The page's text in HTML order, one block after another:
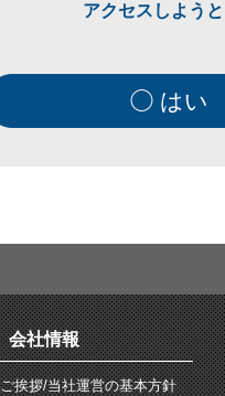
アクセスしよう
◯ はい
会社情報
ご挨拶/当社運営の基本方針